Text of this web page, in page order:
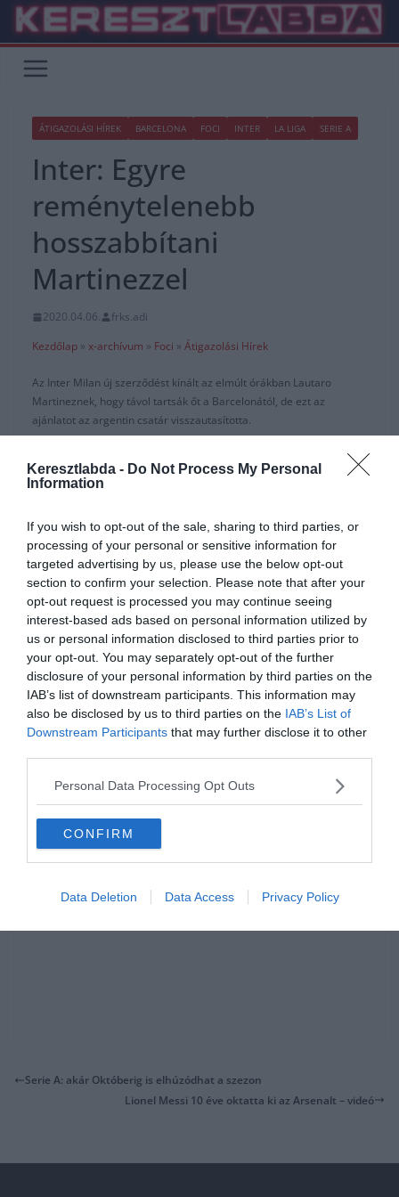
Keresztlabda - Do Not Process My Personal
Information
If you wish to opt-out of the sale, sharing to third parties, or
processing of your personal or sensitive information for
targeted advertising by us, please use the below opt-out
section to confirm your selection. Please note that after your
opt-out request is processed you may continue seeing
interest-based ads based on personal information utilized by
us or personal information disclosed to third parties prior to
your opt-out. You may separately opt-out of the further
disclosure of your personal information by third parties on the
IAB’s list of downstream participants. This information may
also be disclosed by us to third parties on the IAB’s List of
Downstream Participants that may further disclose it to other
Personal Data Processing Opt Outs
CONFIRM
Data Deletion Data Access Privacy Policy
Skip
content
ÁTIGAZOLÁSI HÍREK BARCELONA FOCI INTER LA LIGA SERIE A
Inter: Egyre
reménytelenebb
hosszabbítani
Martinezzel
2020.04.06.
frks.adi
Kezdőlap » x-archívum » Foci » Átigazolási Hírek
Az Inter Milan új szerződést kínált az elmúlt órákban Lautaro
Martineznek, hogy távol tartsák őt a Barcelonától, de ezt az
ajánlatot az argentin csatár visszautasította.
A Sport beszámolója szerint az Inter évi 4 millió eurót adott volna a
játékosnak, ám az ajánlatot felülmúlta a spanyol óriás, ugyanis évi
10 millió euróval csábítják Martinezt a Camp Nouba.
Lautaro Martinez 16 gólt szerzett idáig a szezonban az Interben,
nem kevés ez, hiszen határozatlan időre meg lett szüntetve az
olasz liga. A támadót Luis Suarez hosszú távú pótlásának tekintik.
Ha sikerül megvenni őt, akkor évekig nem lenne problémája
támadók miatt a Barcelonának.
A 111 millió eurós kivásárlási záradékot a PSG, a Manchester City,
a Chelsea is kifizetné, de Lautaro inkább a Barcelonába menne.
Az Internek marad még Lukaku a támadósorban, de a hírforrások
szerint nem számítanak Icardira. Az ESPN szerint a Milánó másik
oldala, a pirosfeketék álomigazolása volna Icardi. Ti eltudjátok
Serie A: akár Októberig is elhúzódhat a szezon
Lionel Messi 10 éve oktatta ki az Arsenalt – videó